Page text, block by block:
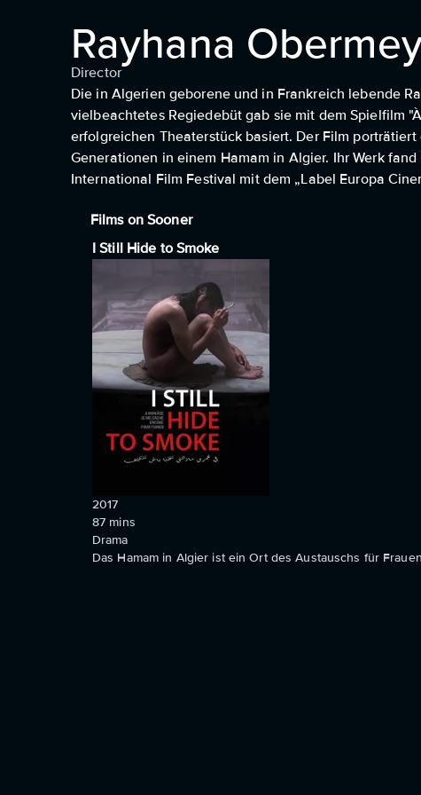
Rayhana
Director
Die in Algerien geborene und in Frankreich lebende
vielbeachtetes Regiedebüt gab sie mit dem Spielfilm
erfolgreichen Theaterstück basiert. Der Film
Generationen in einem Hamam in Algier. Ihr Werk
International Film Festival mit dem „Label Europa
Films on Sooner
I Still Hide to Smoke
2017
87 mins
Drama
Das Hamam in Algier ist ein Ort des Austauschs für